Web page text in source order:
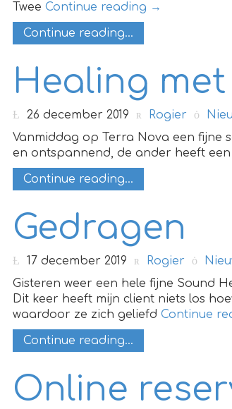
Twee Continue reading →
Continue reading...
Healing
26 december 2019 Rogier
Vanmiddag op Terra Nova een fijne
en ontspannend, de ander heeft
Continue reading...
Gedragen
17 december 2019 Rogier
Gisteren weer een hele fijne Sound
Dit keer heeft mijn client niets los
waardoor ze zich geliefd Continue
Continue reading...
Online